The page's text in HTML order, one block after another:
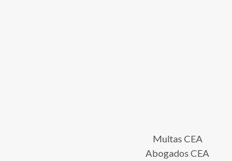
Multas CEA
Abogados CEA